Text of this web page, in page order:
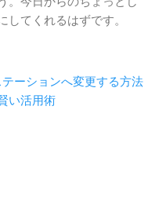
てくれるはずです。
ーションへ変更する方法
い活用術